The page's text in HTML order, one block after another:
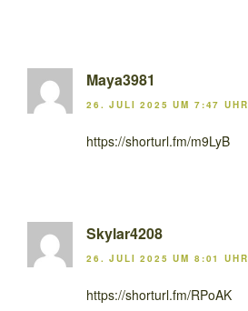
Maya3981
26. JULI 2025 UM 7:47 UHR
https://shorturl.fm/m9LyB
Skylar4208
26. JULI 2025 UM 8:01 UHR
https://shorturl.fm/RPoAK